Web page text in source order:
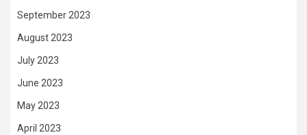
September 2023
August 2023
July 2023
June 2023
May 2023
April 2023